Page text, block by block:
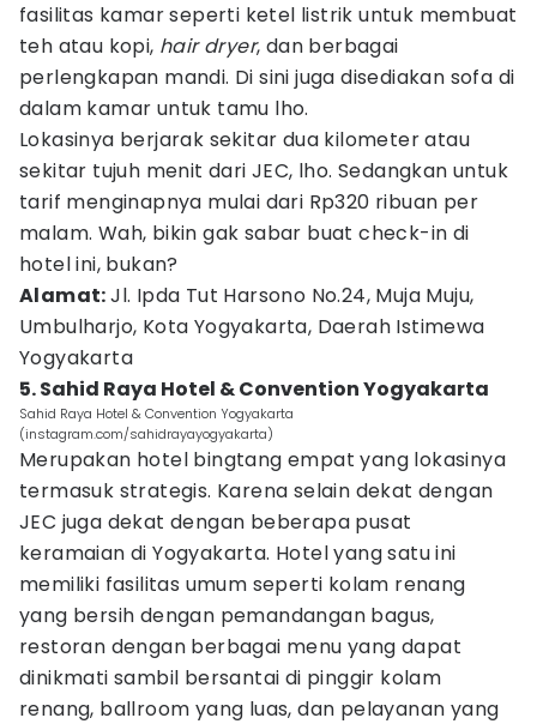
fasilitas kamar seperti ketel listrik untuk membuat
teh atau kopi, hair dryer, dan berbagai
perlengkapan mandi. Di sini juga disediakan sofa di
dalam kamar untuk tamu lho.
Lokasinya berjarak sekitar dua kilometer atau
sekitar tujuh menit dari JEC, lho. Sedangkan untuk
tarif menginapnya mulai dari Rp320 ribuan per
malam. Wah, bikin gak sabar buat check-in di
hotel ini, bukan?
Alamat:Jl. Ipda Tut Harsono No.24, Muja Muju,
Umbulharjo, Kota Yogyakarta, Daerah Istimewa
Yogyakarta
5. Sahid Raya Hotel & Convention Yogyakarta
Sahid Raya Hotel & Convention Yogyakarta
(instagram.com/sahidrayayogyakarta)
Merupakan hotel bingtang empat yang lokasinya
termasuk strategis. Karena selain dekat dengan
JEC juga dekat dengan beberapa pusat
keramaian di Yogyakarta. Hotel yang satu ini
memiliki fasilitas umum seperti kolam renang
yang bersih dengan pemandangan bagus,
restoran dengan berbagai menu yang dapat
dinikmati sambil bersantai di pinggir kolam
renang, ballroom yang luas, dan pelayanan yang